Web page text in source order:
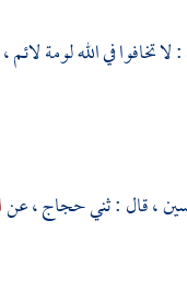
تخافوا في الله لومة
، قال : ثنيحجاج، عن